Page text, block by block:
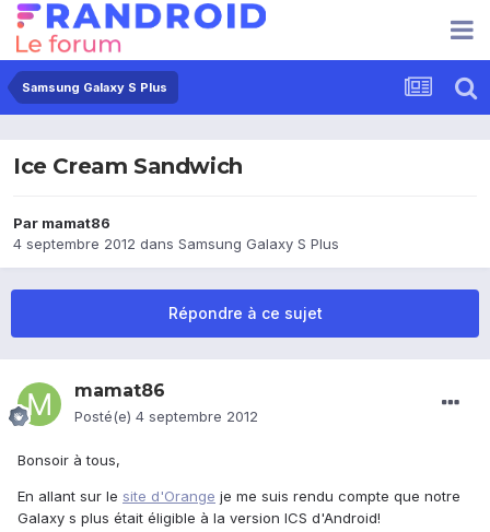
Samsung Galaxy S Plus
Ice Cream Sandwich
Par mamat86
4 septembre 2012 dans Samsung Galaxy S Plus
Répondre à ce sujet
mamat86
Posté(e) 4 septembre 2012
Bonsoir à tous,
En allant sur le site d'Orange je me suis rendu compte que notre
Galaxy s plus était éligible à la version ICS d'Android!